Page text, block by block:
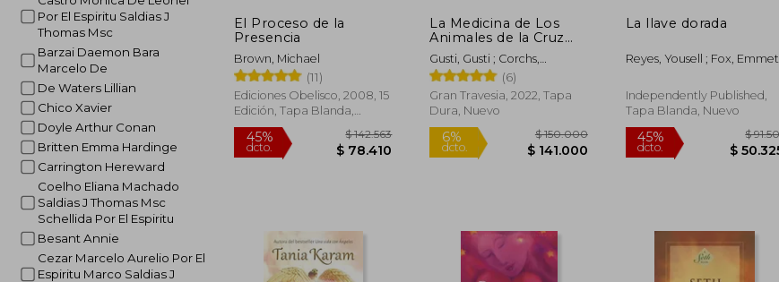
Por El Espiritu Saldias J
Thomas Msc
Barzai Daemon Bara
Marcelo De
De Waters Lillian
Chico Xavier
Doyle Arthur Conan
Britten Emma Hardinge
Carrington Hereward
Coelho Eliana Machado
Saldias J Thomas Msc
Schellida Por El Espiritu
Besant Annie
Cezar Marcelo Aurelio Por El
Espiritu Marco Saldias J
El Proceso de la
Presencia
Brown, Michael
(11)
Ediciones Obelisco, 2008, 15
Edición, Tapa Blanda,
Nuevo
La Medicina de Los
Animales de la Cruz
del Sur
Gusti, Gusti ; Corchs,
Alejandro
(6)
Gran Travesia, 2022, Tapa
Dura, Nuevo
La llave dorada
Reyes, Yousell ; Fox, Emmet
Independently Published,
Tapa Blanda, Nuevo